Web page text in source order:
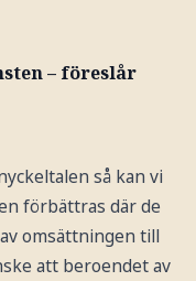
– föreslår
så kan vi
förbättras där de
omsättningen till
att beroendet av